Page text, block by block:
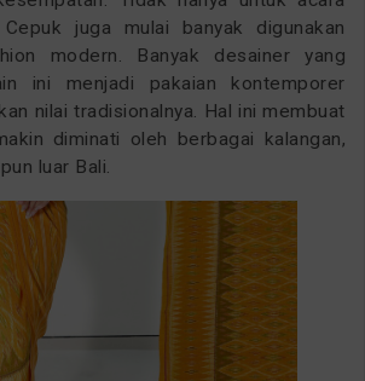
juga mulai banyak digunakan
modern. Banyak desainer yang
ini menjadi pakaian kontemporer
nilai tradisionalnya. Hal ini membuat
diminati oleh berbagai kalangan,
luar Bali.